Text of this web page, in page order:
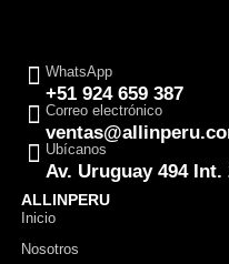
WhatsApp
+51 924 659 387
Correo electrónico
Ubícanos
Av. Uruguay 494
ALLINPERU
Inicio
Nosotros